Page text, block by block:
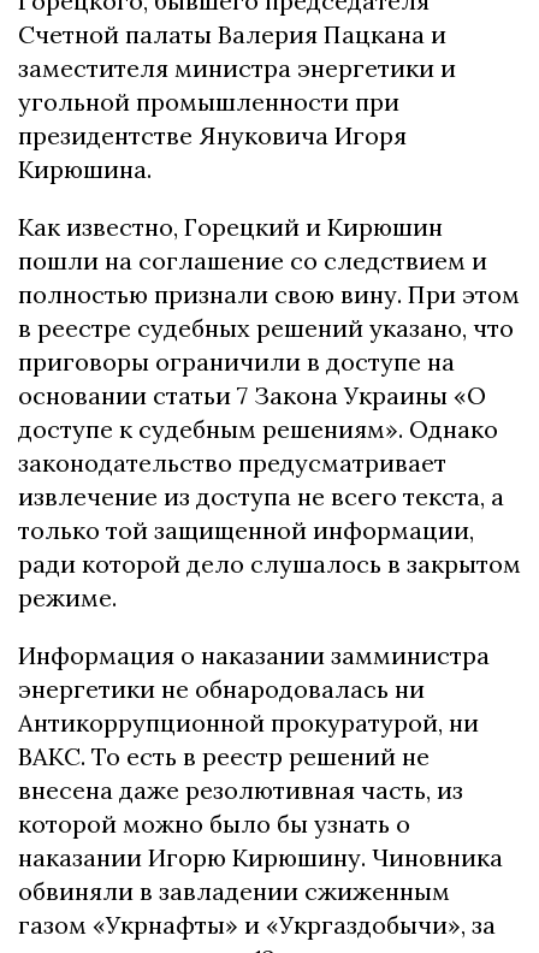
Счетной палаты Валерия Пацкана и
заместителя министра энергетики и
угольной промышленности при
президентстве Януковича Игоря
Кирюшина.
Как известно, Горецкий и Кирюшин
пошли на соглашение со следствием и
полностью признали свою вину. При этом
в реестре судебных решений указано, что
приговоры ограничили в доступе на
основании статьи 7 Закона Украины «О
доступе к судебным решениям». Однако
законодательство предусматривает
извлечение из доступа не всего текста, а
только той защищенной информации,
ради которой дело слушалось в закрытом
режиме.
Информация о наказании замминистра
энергетики не обнародовалась ни
Антикоррупционной прокуратурой, ни
ВАКС. То есть в реестр решений не
внесена даже резолютивная часть, из
которой можно было бы узнать о
наказании Игорю Кирюшину. Чиновника
обвиняли в завладении сжиженным
газом «Укрнафты» и «Укргаздобычи», за